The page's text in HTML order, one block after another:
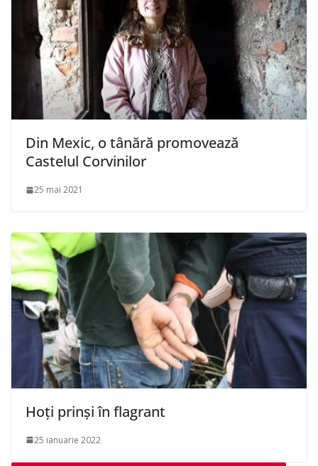
Din Mexic, o tânără promovează
Castelul Corvinilor
25 mai 2021
Hoți prinși în flagrant
25 ianuarie 2022